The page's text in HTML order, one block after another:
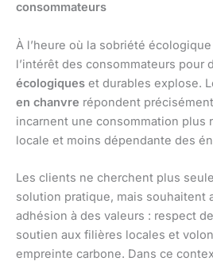
consommateurs
À l’heure où la sobriété
l’intérêt des consommateurs pour
écologiques et durables explose.
en chanvre répondent
incarnent une consommation plus
locale et moins dépendante des
Les clients ne cherchent plus
solution pratique, mais souhaitent
adhésion à des valeurs : respect
soutien aux filières locales et
empreinte carbone. Dans ce